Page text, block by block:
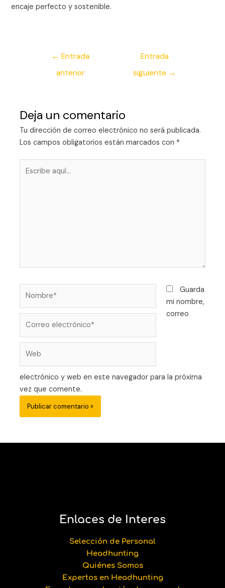
encaje perfecto y sostenible.
← Entrada
anterior
Entrada
siguiente →
Deja un comentario
Tu dirección de correo electrónico no será publicada.
Los campos obligatorios están marcados con *
Guarda
mi nombre,
correo
electrónico y web en este navegador para la próxima
vez que comente.
Enlaces de Interes
Selección de Personal
Headhunting
Quiénes Somos
Expertos en Headhunting